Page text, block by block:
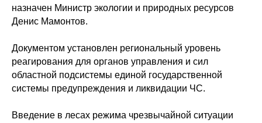
назначен Министр экологии и природных ресурсов
Денис Мамонтов.
Документом установлен региональный уровень
реагирования для органов управления и сил
областной подсистемы единой государственной
системы предупреждения и ликвидации ЧС.
Введение в лесах режима чрезвычайной ситуации